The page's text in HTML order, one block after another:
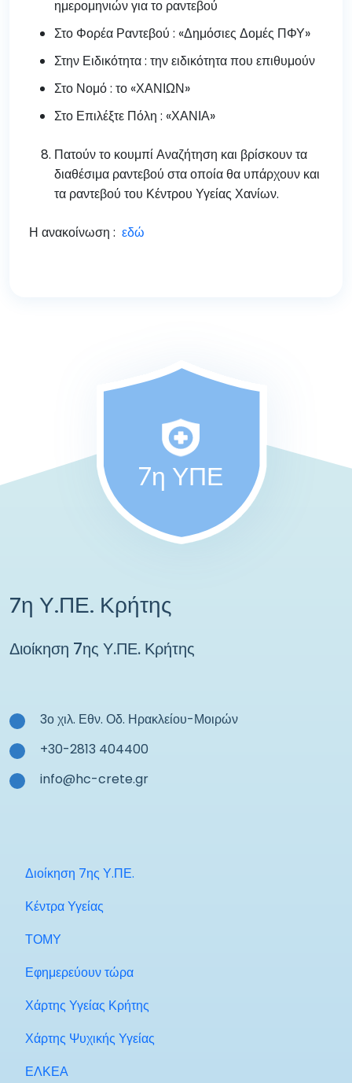
ημερομηνιών για το ραντεβού
Στο Φορέα Ραντεβού : «Δημόσιες Δομές ΠΦΥ»
Στην Ειδικότητα : την ειδικότητα που επιθυμούν
Στο Νομό : το «ΧΑΝΙΩΝ»
Στο Επιλέξτε Πόλη : «ΧΑΝΙΑ»
Πατούν το κουμπί Αναζήτηση και βρίσκουν τα
διαθέσιμα ραντεβού στα οποία θα υπάρχουν και
τα ραντεβού του Κέντρου Υγείας Χανίων.
Η ανακοίνωση : εδώ
7η ΥΠΕ
7η Υ.ΠΕ. Κρήτης
Διοίκηση 7ης Υ.ΠΕ. Κρήτης
3ο χιλ. Εθν. Οδ. Ηρακλείου-Μοιρών
+30-2813 404400
info@hc-crete.gr
Διοίκηση 7ης Υ.ΠΕ.
Κέντρα Υγείας
ΤΟΜΥ
Εφημερεύουν τώρα
Χάρτης Υγείας Κρήτης
Χάρτης Ψυχικής Υγείας
ΕΛΚΕΑ